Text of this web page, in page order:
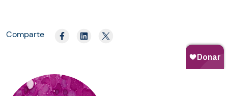
Comparte